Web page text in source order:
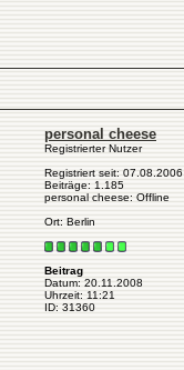
personal cheese
Registrierter Nutzer
Registriert seit: 07.08.2006
Beiträge: 1.185
personal cheese: Offline
Ort: Berlin
Beitrag
Datum: 20.11.2008
Uhrzeit: 11:21
ID: 31360